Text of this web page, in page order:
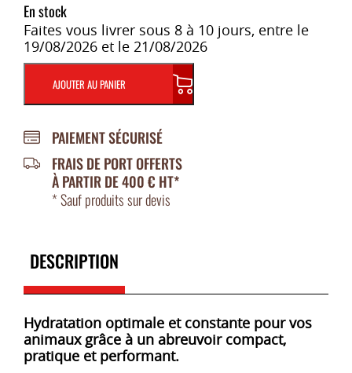
En stock
Faites vous livrer sous 8 à 10 jours, entre le
19/08/2026 et le 21/08/2026
AJOUTER AU PANIER
PAIEMENT SÉCURISÉ
FRAIS DE PORT OFFERTS
À PARTIR DE 400 € HT*
* Sauf produits sur devis
DESCRIPTION
Hydratation optimale et constante pour vos
animaux grâce à un abreuvoir compact,
pratique et performant.